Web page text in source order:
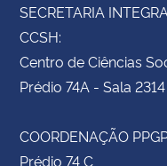
SECRETARIA
CCSH:
Centro de Ciências
Prédio 74A - Sala 2314
COORDENAÇÃO
Prédio 74 C